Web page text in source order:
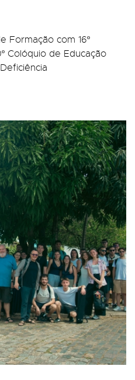
Formação com 16º
Colóquio de Educação